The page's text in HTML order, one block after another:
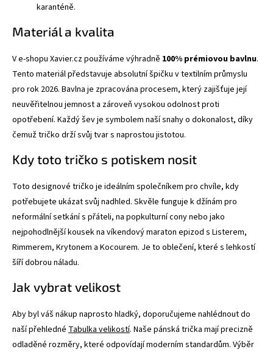
karanténě.
Materiál a kvalita
V e-shopu Xavier.cz používáme výhradně 100% prémiovou bavlnu.
Tento materiál představuje absolutní špičku v textilním průmyslu
pro rok 2026. Bavlna je zpracována procesem, který zajišťuje její
neuvěřitelnou jemnost a zároveň vysokou odolnost proti
opotřebení. Každý šev je symbolem naší snahy o dokonalost, díky
čemuž tričko drží svůj tvar s naprostou jistotou.
Kdy toto tričko s potiskem nosit
Toto designové tričko je ideálním společníkem pro chvíle, kdy
potřebujete ukázat svůj nadhled. Skvěle funguje k džínám pro
neformální setkání s přáteli, na popkulturní cony nebo jako
nejpohodlnější kousek na víkendový maraton epizod s Listerem,
Rimmerem, Krytonem a Kocourem. Je to oblečení, které s lehkostí
šíří dobrou náladu.
Jak vybrat velikost
Aby byl váš nákup naprosto hladký, doporučujeme nahlédnout do
naší přehledné Tabulka velikostí. Naše pánská trička mají precizně
odladěné rozměry, které odpovídají moderním standardům. Výběr